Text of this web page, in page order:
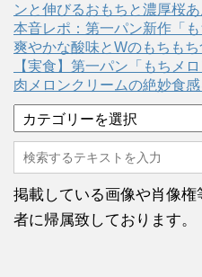
ンと伸びるおもちと濃厚桜
本音レポ：第一パン新作「
爽やかな酸味とWのもちも
【実食】第一パン「もちメ
肉メロンクリームの絶妙食
テ
ゴ
リ
ー
掲載している画像や肖像
者に帰属致しております。